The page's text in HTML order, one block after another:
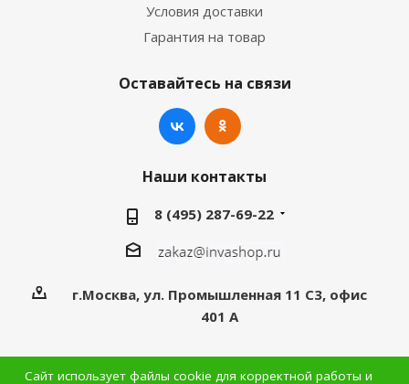
Условия доставки
Гарантия на товар
Оставайтесь на связи
Наши контакты
8 (495) 287-69-22
г.Москва, ул. Промышленная 11 C3, офис
401 А
Сайт использует файлы cookie для корректной работы и